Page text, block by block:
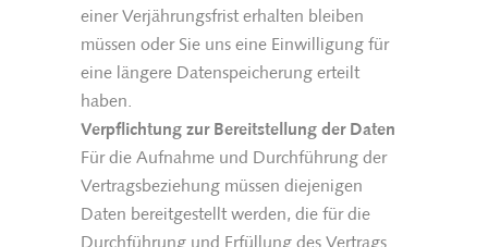
einer Verjährungsfrist erhalten bleiben
müssen oder Sie uns eine Einwilligung für
eine längere Datenspeicherung erteilt
haben.
Verpflichtung zur Bereitstellung der Daten
Für die Aufnahme und Durchführung der
Vertragsbeziehung müssen diejenigen
Daten bereitgestellt werden, die für die
Durchführung und Erfüllung des Vertrags